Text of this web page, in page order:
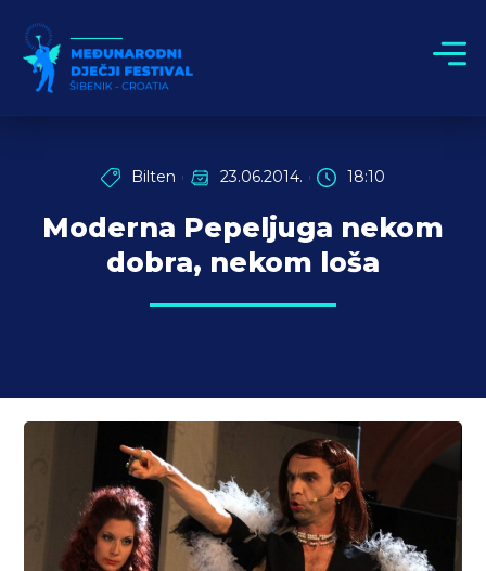
Bilten 23.06.2014. 18:10
Moderna Pepeljuga nekom
dobra, nekom loša